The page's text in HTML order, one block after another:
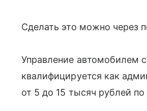
Сделать это можно через
Управление автомобилем
квалифицируется как
от 5 до 15 тысяч рублей